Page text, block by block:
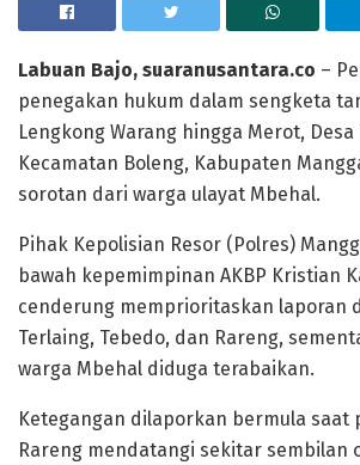
Labuan Bajo, suaranusantara.co –
penegakan hukum dalam sengketa
Lengkong Warang hingga Merot, Desa
Kecamatan Boleng, Kabupaten
sorotan dari warga ulayat Mbehal.
Pihak Kepolisian Resor (Polres)
bawah kepemimpinan AKBP Kristian
cenderung memprioritaskan laporan
Terlaing, Tebedo, dan Rareng,
warga Mbehal diduga terabaikan.
​Ketegangan dilaporkan bermula saat
Rareng mendatangi sekitar sembilan